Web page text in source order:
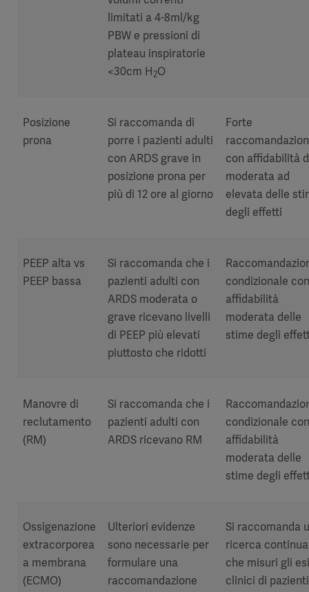
limitati a 4-8ml/kg
PBW e pressioni di
plateau inspiratorie
<30cm H2O
Posizione
prona
Si raccomanda di
porre i pazienti adulti
con ARDS grave in
posizione prona per
più di 12 ore al giorno
Forte
con affidabilità
moderata ad
elevata delle
degli effetti
PEEP alta vs
PEEP bassa
Si raccomanda che i
pazienti adulti con
ARDS moderata o
grave ricevano livelli
di PEEP più elevati
piuttosto che ridotti
condizionale con
affidabilità
moderata delle
stime degli
Manovre di
reclutamento
(RM)
Si raccomanda che i
pazienti adulti con
ARDS ricevano RM
condizionale con
affidabilità
moderata delle
stime degli
Ossigenazione
extracorporea
a membrana
(ECMO)
Ulteriori evidenze
sono necessarie per
formulare una
raccomandazione
Si raccomanda
ricerca continua
che misuri gli
clinici di pazienti